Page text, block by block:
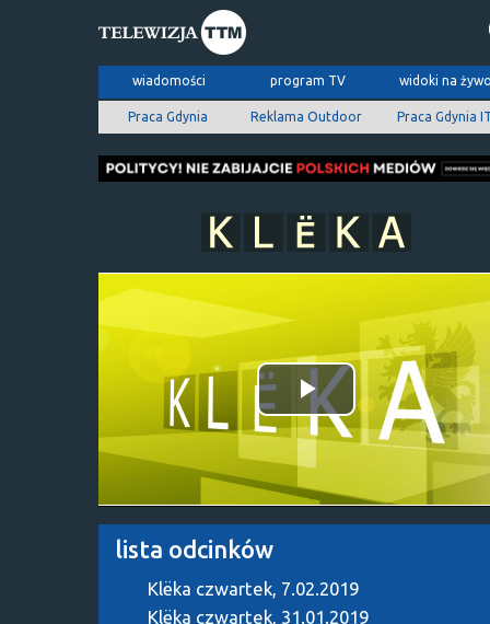
wiadomości program TV widoki na
Praca Gdynia Reklama Outdoor Praca Gdynia
Odtwórz
wideo
lista odcinków
Klëka czwartek, 7.02.2019
Klëka czwartek, 31.01.2019